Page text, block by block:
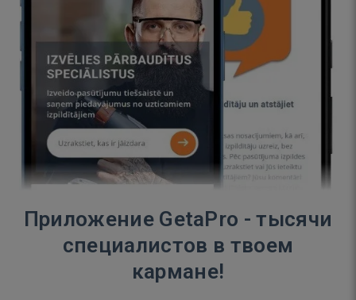
Приложение GetaPro - тысячи
специалистов в твоем
кармане!